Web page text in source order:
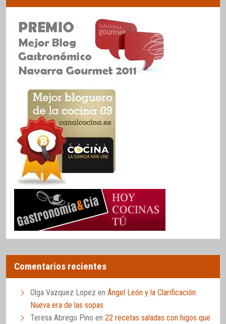
Comentarios recientes
Olga Vazquez Lopez en Ángel León y la Clarificación:
Nueva era de las sopas
Teresa Abrego Pino en 22 recetas saladas con higos que